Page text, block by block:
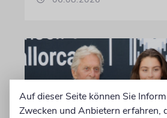
Auf dieser Seite können Sie
Zwecken und Anbietern erfahren,